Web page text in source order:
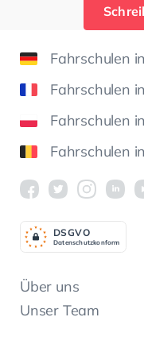
Fahrschulen
Fahrschulen
Fahrschulen
Fahrschulen
Über uns
Unser Team
Datenschutzkonform
DSGVO